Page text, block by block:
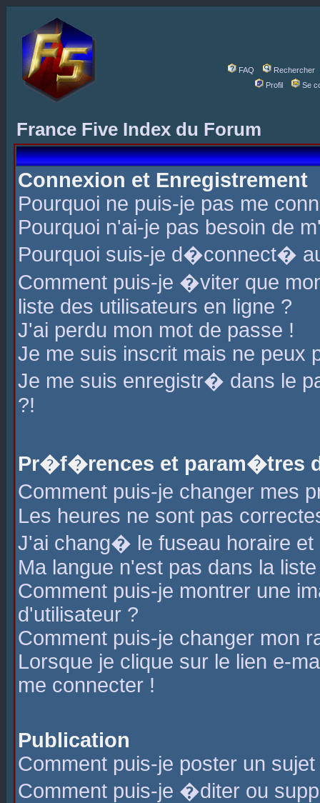
FAQ
Rechercher
Profil
Se
France Five Index du Forum
Connexion et Enregistrement
Pourquoi ne puis-je pas me
Pourquoi n'ai-je pas besoin de
Pourquoi suis-je d�connect�
Comment puis-je �viter que
liste des utilisateurs en ligne ?
J'ai perdu mon mot de passe !
Je me suis inscrit mais ne peux
Je me suis enregistr� dans le
?!
Pr�f�rences et param�tres
Comment puis-je changer mes
Les heures ne sont pas
J'ai chang� le fuseau horaire
Ma langue n'est pas dans la
Comment puis-je montrer une
d'utilisateur ?
Comment puis-je changer mon
Lorsque je clique sur le lien e-
me connecter !
Publication
Comment puis-je poster un
Comment puis-je �diter ou